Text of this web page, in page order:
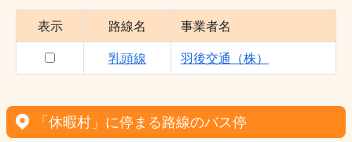
表示 路線名 事業者名
乳頭線 羽後交通（株）
「休暇村」に停まる路線のバス停